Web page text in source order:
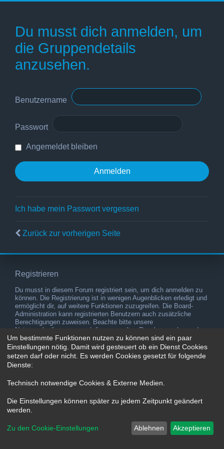
Du musst dich anmelden, um
die Gruppendetails
anzusehen.
Benutzername
Passwort
Angemeldet bleiben
Ich habe mein Passwort vergessen
Zurück zur vorherigen Seite
Registrieren
Du musst in diesem Forum registriert sein, um dich anmelden zu
können. Die Registrierung ist in wenigen Augenblicken erledigt und
ermöglicht dir, auf weitere Funktionen zuzugreifen. Die Board-
Administration kann registrierten Benutzern auch zusätzliche
Berechtigungen zuweisen. Beachte bitte unsere
Nutzungsbedingungen und die verwandten Regelungen, bevor du
dich registrierst. Bitte beachte auch die jeweiligen Forenregeln,
wenn du dich in diesem Board bewegst.
Nutzungsbedingungen|Datenschutzerklärung
Um bestimmte Funktionen nutzen zu können sind ein paar
Einstellungen nötig. Damit wird gesteuert ob ein Dienst Cookies
setzen darf oder nicht. Es werden Cookies gesetzt für folgende
Dienste:
Technisch notwendige Cookies & Externe Medien
Die Einstellungen können später zu jedem Zeitpunkt geändert
werden.
Zu den Cookie-Einstellungen Ablehnen Akzeptieren